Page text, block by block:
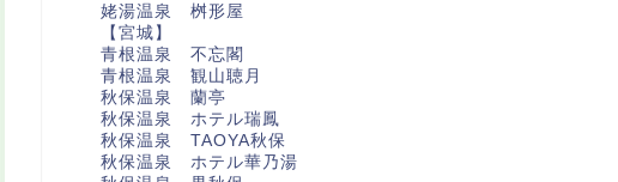
姥湯温泉 桝形屋
【宮城】
青根温泉 不忘閣
青根温泉 観山聴月
秋保温泉 蘭亭
秋保温泉 ホテル瑞鳳
秋保温泉 TAOYA秋保
秋保温泉 ホテル華乃湯